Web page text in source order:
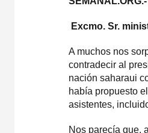
Excmo. Sr.
A muchos nos
contradecir al
nación saharaui
había propuesto
asistentes,
Nos parecía que,